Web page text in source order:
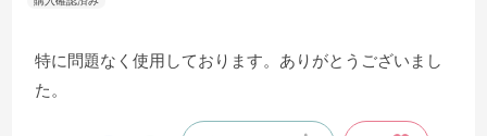
特に問題なく使用しております。ありがとうございまし
た。